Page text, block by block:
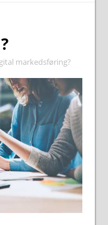
markedsføring?